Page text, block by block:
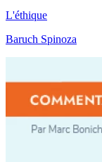
L'éthique
Baruch Spinoza